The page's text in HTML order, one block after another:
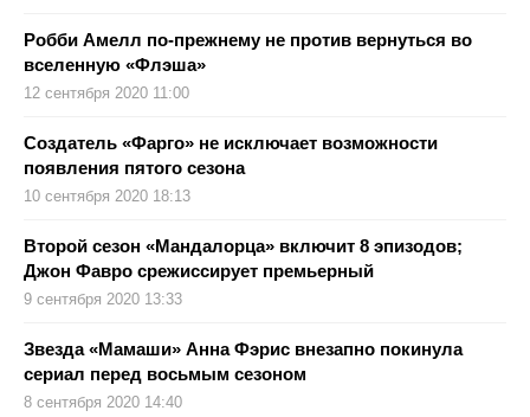
Робби Амелл по-прежнему не против вернуться во
вселенную «Флэша»
12 сентября 2020 11:00
Создатель «Фарго» не исключает возможности
появления пятого сезона
10 сентября 2020 18:13
Второй сезон «Мандалорца» включит 8 эпизодов;
Джон Фавро срежиссирует премьерный
9 сентября 2020 13:33
Звезда «Мамаши» Анна Фэрис внезапно покинула
сериал перед восьмым сезоном
8 сентября 2020 14:40